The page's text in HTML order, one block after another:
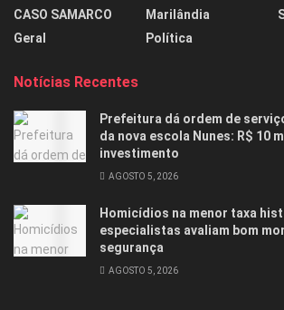
CASO SAMARCO
Geral
Marilândia
Política
Notícias Recentes
Prefeitura dá ordem de
da nova escola Nunes: R$ 10
investimento
AGOSTO 5, 2026
Homicídios na menor taxa
especialistas avaliam bom
segurança
AGOSTO 5, 2026